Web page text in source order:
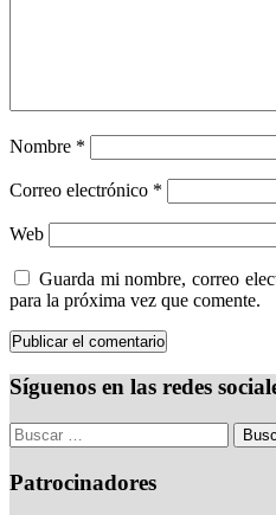
Nombre *
Correo electrónico *
Web
Guarda mi nombre, correo
para la próxima vez que comente.
Síguenos en las redes
Patrocinadores